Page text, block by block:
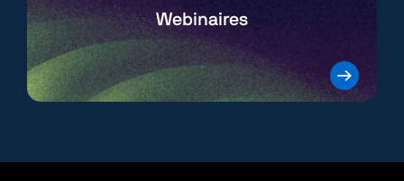
Webinaires